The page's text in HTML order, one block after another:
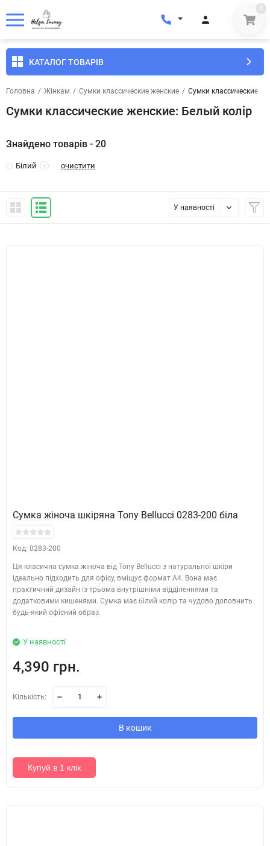
0
КАТАЛОГ ТОВАРІВ
Головна / Жінкам / Сумки классические женские / Сумки классические
Сумки классические женские: Белый колір
Знайдено товарів - 20
Білий очистити
У наявності
Сумка жіноча шкіряна Tony Bellucci 0283-200 біла
Код: 0283-200
Ця класична сумка жіноча від Tony Bellucci з натуральної шкіри
ідеально підходить для офісу, вміщує формат А4. Вона має
практичний дизайн із трьома внутрішніми відділеннями та
додатковими кишенями. Сумка має білий колір та чудово доповнить
будь-який офісний образ.
У наявності
4,390 грн.
Кількість:
В кошик
Купуй в 1 клік